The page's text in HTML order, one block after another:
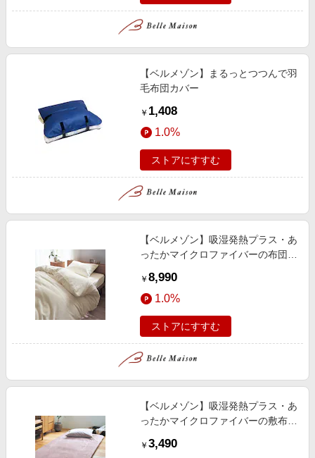
【ベルメゾン】まるっとつつんで羽
毛布団カバー
￥ 1,408
1.0%
ストアにすすむ
【ベルメゾン】吸湿発熱プラス・あ
ったかマイクロファイバーの布団カ
￥ 8,990
1.0%
ストアにすすむ
【ベルメゾン】吸湿発熱プラス・あ
ったかマイクロファイバーの敷布団
￥ 3,490